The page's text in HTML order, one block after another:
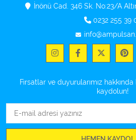
İnönü Cad. 346 Sk. No:23/A
0232 255 39
Fırsatlar ve duyurularımız
kaydolun!